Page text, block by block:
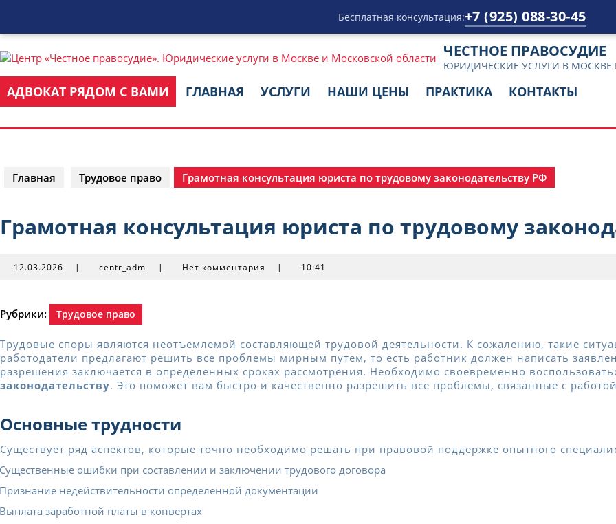
Бесплатная консультация:+7 (925) 088-30-45
Перейти
к
содержимому
ЧЕСТНОЕ ПРАВОСУДИЕ
ЮРИДИЧЕСКИЕ УСЛУГИ В
АДВОКАТ РЯДОМ С ВАМИ ГЛАВНАЯ УСЛУГИ НАШИ ЦЕНЫ ПРАКТИКА КОНТАКТЫ
Главная Трудовое право Грамотная консультация юриста по трудовому законодательству РФ
Грамотная консультация юриста по трудовому
12.03.2026 12.03.2026
| centr_adm centr_adm
| Нет комментария | 10:41
Рубрики: Трудовое право
Трудовые споры являются неотъемлемой составляющей трудовой деятельности. К сожалению, такие
работодатели предлагают решить все проблемы мирным путем, то есть работник должен написать
разрешения заключается в определенных сроках рассмотрения. Необходимо своевременно
законодательству. Это поможет вам быстро и качественно разрешить все проблемы, связанные с
Основные трудности
Существует ряд аспектов, которые точно необходимо решать при правовой поддержке опытного
Существенные ошибки при составлении и заключении трудового договора
Признание недействительности определенной документации
Выплата заработной платы в конвертах